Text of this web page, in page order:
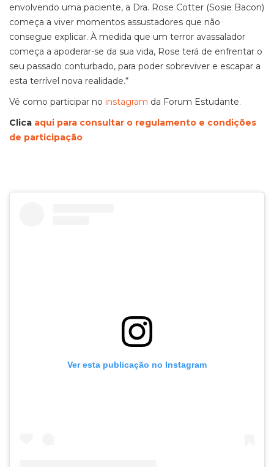
envolvendo uma paciente, a Dra. Rose Cotter (Sosie Bacon)
começa a viver momentos assustadores que não
consegue explicar. À medida que um terror avassalador
começa a apoderar-se da sua vida, Rose terá de enfrentar o
seu passado conturbado, para poder sobreviver e escapar a
esta terrível nova realidade.“
Vê como participar no instagram da Forum Estudante.
Clica aqui para consultar o regulamento e condições
de participação
Ver esta publicação no Instagram